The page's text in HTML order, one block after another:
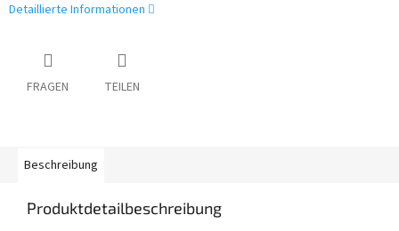
Detaillierte Informationen
FRAGEN TEILEN
Beschreibung
Produktdetailbeschreibung